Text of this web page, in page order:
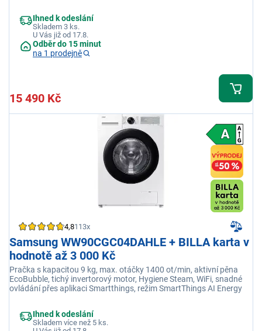
Ihned k odeslání
Skladem 3 ks.
U Vás již od 17.8.
Odběr do 15 minut
na 1 prodejně
15 490 Kč
4,8113x
Samsung WW90CGC04DAHLE + BILLA karta v
hodnotě až 3 000 Kč
Pračka s kapacitou 9 kg, max. otáčky 1400 ot/min, aktivní pěna
EcoBubble, tichý invertorový motor, Hygiene Steam, WiFi, snadné
ovládání přes aplikaci Smartthings, režim SmartThings AI Energy
Ihned k odeslání
Skladem více než 5 ks.